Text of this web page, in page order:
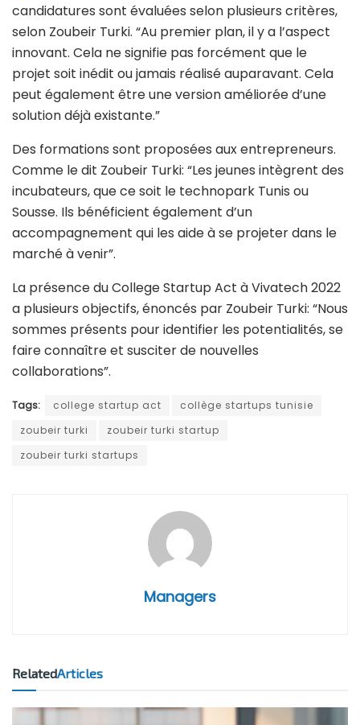
candidatures sont évaluées selon plusieurs critères,
selon Zoubeir Turki. “Au premier plan, il y a l’aspect
innovant. Cela ne signifie pas forcément que le
projet soit inédit ou jamais réalisé auparavant. Cela
peut également être une version améliorée d’une
solution déjà existante.”
Des formations sont proposées aux entrepreneurs.
Comme le dit Zoubeir Turki: “Les jeunes intègrent des
incubateurs, que ce soit le technopark Tunis ou
Sousse. Ils bénéficient également d’un
accompagnement qui les aide à se projeter dans le
marché à venir”.
La présence du College Startup Act à Vivatech 2022
a plusieurs objectifs, énoncés par Zoubeir Turki: “Nous
sommes présents pour identifier les potentialités, se
faire connaître et susciter de nouvelles
collaborations”.
Tags: college startup act
collège startups tunisie
zoubeir turki
zoubeir turki startup
zoubeir turki startups
Managers
RelatedArticles